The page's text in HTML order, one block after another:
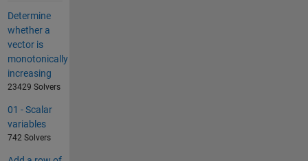
Determine
whether a
vector is
monotonically
increasing
23429 Solvers
01 - Scalar
variables
742 Solvers